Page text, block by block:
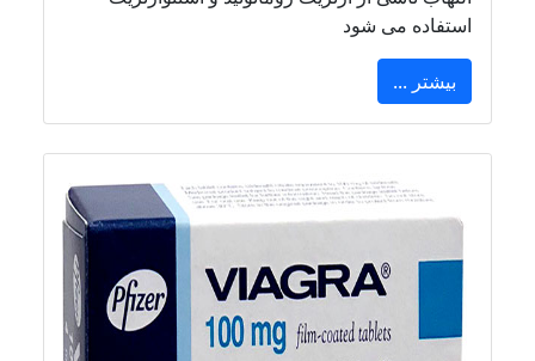
استفاده می شود
بیشتر ...